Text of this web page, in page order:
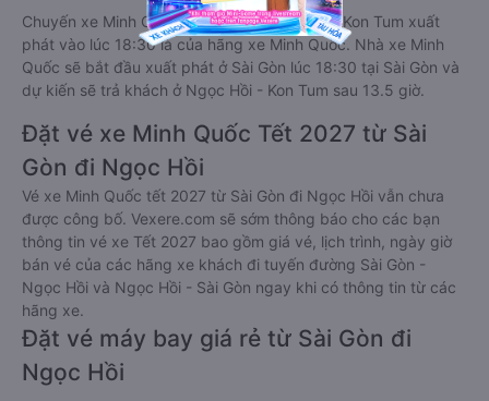
Chuyến xe Minh Quốc trễ nhất đi Ngọc Hồi - Kon Tum xuất
phát vào lúc 18:30 là của hãng xe Minh Quốc. Nhà xe Minh
Quốc sẽ bắt đầu xuất phát ở Sài Gòn lúc 18:30 tại Sài Gòn và
dự kiến sẽ trả khách ở Ngọc Hồi - Kon Tum sau 13.5 giờ.
Đặt vé xe Minh Quốc Tết 2027 từ Sài
Gòn đi Ngọc Hồi
Vé xe Minh Quốc tết 2027 từ Sài Gòn đi Ngọc Hồi vẫn chưa
được công bố. Vexere.com sẽ sớm thông báo cho các bạn
thông tin vé xe Tết 2027 bao gồm giá vé, lịch trình, ngày giờ
bán vé của các hãng xe khách đi tuyến đường Sài Gòn -
Ngọc Hồi và Ngọc Hồi - Sài Gòn ngay khi có thông tin từ các
hãng xe.
Đặt vé máy bay giá rẻ từ Sài Gòn đi
Ngọc Hồi